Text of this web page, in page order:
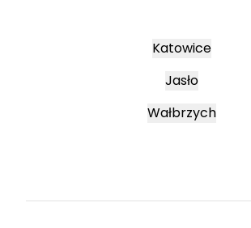
Katowice
Jasło
Wałbrzych